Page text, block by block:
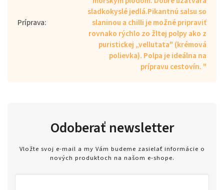
Príprava:
sladkokyslé jedlá.Pikantnú salsu so
slaninou a chilli je možné pripraviť
rovnako rýchlo zo žltej polpy ako z
puristickej „vellutata" (krémová
polievka). Polpa je ideálna na
prípravu cestovín. "
Odoberať newsletter
Vložte svoj e-mail a my Vám budeme zasielať informácie o
nových produktoch na našom e-shope.